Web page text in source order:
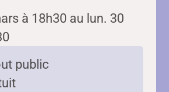
à 18h30 au lun. 30
public